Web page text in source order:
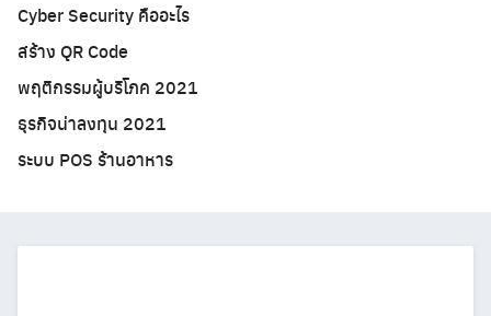
Cyber Security คืออะไร
สร้าง QR Code
พฤติกรรมผู้บริโภค 2021
ธุรกิจน่าลงทุน 2021
ระบบ POS ร้านอาหาร